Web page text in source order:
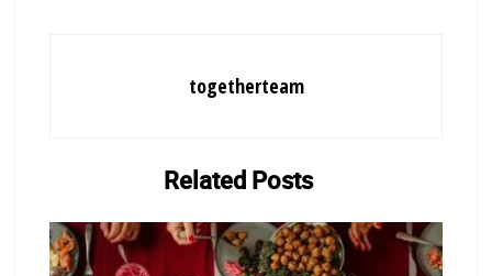
που προσφέρεταιδωρεάν
περιοχές της Ελλάδας ή/και
σε παιδιά με
, ηλικίας από 7 έως 15 ετών και έχει στόχο τη
γνωριμία με τον κόσμο των Τεχνών για την περαιτέρω
ανάπτυξη της προσωπικότητας και των δεξιοτήτων τους.
togetherteam
RelatedPosts